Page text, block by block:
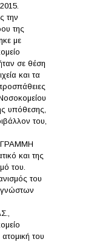
την
της
με
σε θέση
και τα
υπόθεσης,
του,
ΓΡΑΜΜΗ
και της
του.
του
του